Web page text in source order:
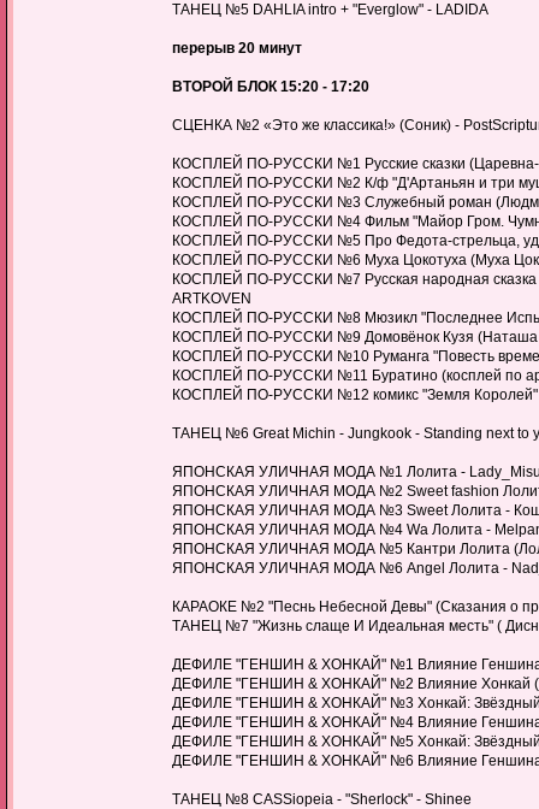
ТАНЕЦ №5 DAHLIA intro + "Everglow" - LADIDA
перерыв 20 минут
ВТОРОЙ БЛОК 15:20 - 17:20
СЦЕНКА №2 «Это же классика!» (Соник) -
КОСПЛЕЙ ПО-РУССКИ №1 Русские сказки (Царевна-
КОСПЛЕЙ ПО-РУССКИ №2 К/ф "Д'Артаньян и три
КОСПЛЕЙ ПО-РУССКИ №3 Служебный роман
КОСПЛЕЙ ПО-РУССКИ №4 Фильм "Майор Гром.
КОСПЛЕЙ ПО-РУССКИ №5 Про Федота-стрельца,
КОСПЛЕЙ ПО-РУССКИ №6 Муха Цокотуха (Муха
КОСПЛЕЙ ПО-РУССКИ №7 Русская народная сказка
ARTKOVEN
КОСПЛЕЙ ПО-РУССКИ №8 Мюзикл "Последнее
КОСПЛЕЙ ПО-РУССКИ №9 Домовёнок Кузя (Наташа,
КОСПЛЕЙ ПО-РУССКИ №10 Руманга "Повесть
КОСПЛЕЙ ПО-РУССКИ №11 Буратино (косплей по
КОСПЛЕЙ ПО-РУССКИ №12 комикс "Земля Королей"
ТАНЕЦ №6 Great Michin - Jungkook - Standing next to
ЯПОНСКАЯ УЛИЧНАЯ МОДА №1 Лолита -
ЯПОНСКАЯ УЛИЧНАЯ МОДА №2 Sweet fashion
ЯПОНСКАЯ УЛИЧНАЯ МОДА №3 Sweet Лолита -
ЯПОНСКАЯ УЛИЧНАЯ МОДА №4 Wa Лолита -
ЯПОНСКАЯ УЛИЧНАЯ МОДА №5 Кантри Лолита
ЯПОНСКАЯ УЛИЧНАЯ МОДА №6 Аngel Лолита -
КАРАОКЕ №2 "Песнь Небесной Девы" (Сказания о
ТАНЕЦ №7 "Жизнь слаще И Идеальная месть" (
ДЕФИЛЕ "ГЕНШИН & ХОНКАЙ" №1 Влияние Геншина
ДЕФИЛЕ "ГЕНШИН & ХОНКАЙ" №2 Влияние Хонкай
ДЕФИЛЕ "ГЕНШИН & ХОНКАЙ" №3 Хонкай: Звёздный
ДЕФИЛЕ "ГЕНШИН & ХОНКАЙ" №4 Влияние Геншина
ДЕФИЛЕ "ГЕНШИН & ХОНКАЙ" №5 Хонкай: Звёздный
ДЕФИЛЕ "ГЕНШИН & ХОНКАЙ" №6 Влияние Геншина
ТАНЕЦ №8 CASSiopeia - "Sherlock" - Shinee